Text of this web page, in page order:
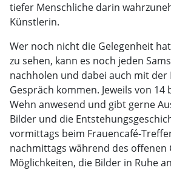
tiefer Menschliche darin
Künstlerin.
Wer noch nicht die Gelegenheit
zu sehen, kann es noch jeden
nachholen und dabei auch mit der
Gespräch kommen. Jeweils von 14
Wehn anwesend und gibt gerne
Bilder und die
vormittags beim Frauencafé-
nachmittags während des offenen
Möglichkeiten, die Bilder in Ruhe